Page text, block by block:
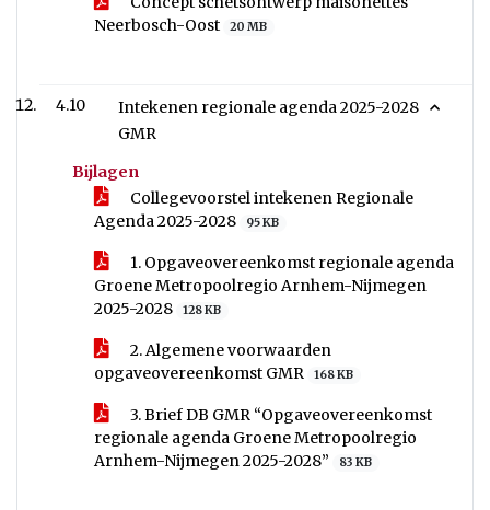
Neerbosch-Oost
20 MB
4.10
Intekenen regionale agenda 2025-2028
GMR
Bijlagen
Collegevoorstel intekenen Regionale
Agenda 2025-2028
95 KB
1. Opgaveovereenkomst regionale agenda
Groene Metropoolregio Arnhem-Nijmegen
2025-2028
128 KB
2. Algemene voorwaarden
opgaveovereenkomst GMR
168 KB
3. Brief DB GMR “Opgaveovereenkomst
regionale agenda Groene Metropoolregio
Arnhem-Nijmegen 2025-2028”
83 KB